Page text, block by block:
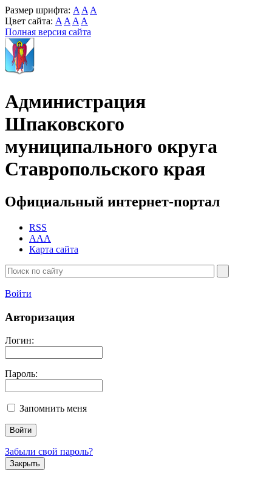
Размер шрифта: A A A
Цвет сайта: A A A A
Полная версия сайта
Администрация
Шпаковского
муниципального округа
Ставропольского края
Официальный интернет-портал
RSS
AAA
Карта сайта
Войти
Авторизация
Логин:
Пароль:
Запомнить меня
Забыли свой пароль?
Закрыть